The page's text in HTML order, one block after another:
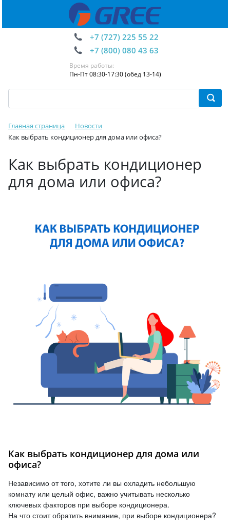
+7 (727) 225 55 22
+7 (800) 080 43 63
Время работы:
Пн-Пт 08:30-17:30 (обед 13-14)
Главная страница
Новости
Как выбрать кондиционер для дома или офиса?
Как выбрать кондиционер
для дома или офиса?
Как выбрать кондиционер для дома или
офиса?
Независимо от того, хотите ли вы охладить небольшую
комнату или целый офис, важно учитывать несколько
ключевых факторов при выборе кондиционера.
На что стоит обратить внимание, при выборе кондиционера?